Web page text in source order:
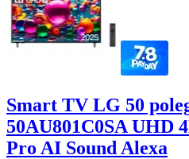
Smart TV LG 50
50AU801C0SA UHD
Pro AI Sound Alexa